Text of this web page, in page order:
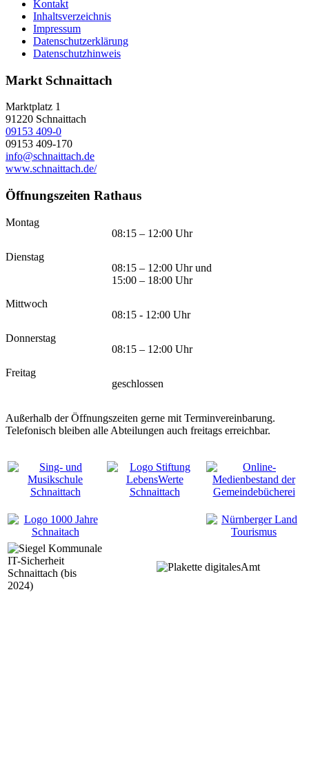
Kontakt
Inhaltsverzeichnis
Impressum
Datenschutzerklärung
Datenschutzhinweis
Markt Schnaittach
Marktplatz 1
91220 Schnaittach
09153 409-0
09153 409-170
info@schnaittach.de
www.schnaittach.de/
Öffnungszeiten Rathaus
Montag
08:15 – 12:00 Uhr
Dienstag
08:15 – 12:00 Uhr und
15:00 – 18:00 Uhr
Mittwoch
08:15 - 12:00 Uhr
Donnerstag
08:15 – 12:00 Uhr
Freitag
geschlossen
Außerhalb der Öffnungszeiten gerne mit Terminvereinbarung.
Telefonisch bleiben alle Abteilungen auch freitags erreichbar.